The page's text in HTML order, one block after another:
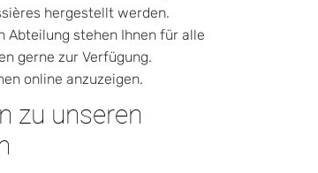
hergestellt werden.
Abteilung stehen Ihnen für alle
gerne zur Verfügung.
online anzuzeigen.
zu unseren